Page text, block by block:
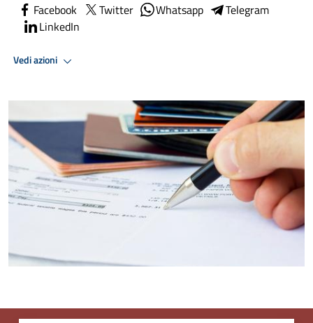
Facebook Twitter Whatsapp
Telegram
LinkedIn
Vedi azioni